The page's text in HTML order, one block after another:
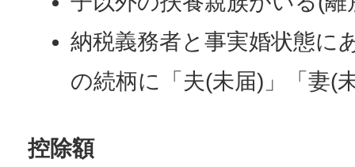
納税義務者と事実婚状態に
の続柄に「夫(未届)」「妻(
控除額